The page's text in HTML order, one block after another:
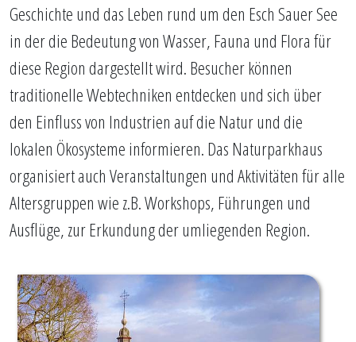
Geschichte und das Leben rund um den Esch Sauer See
in der die Bedeutung von Wasser, Fauna und Flora für
diese Region dargestellt wird. Besucher können
traditionelle Webtechniken entdecken und sich über
den Einfluss von Industrien auf die Natur und die
lokalen Ökosysteme informieren. Das Naturparkhaus
organisiert auch Veranstaltungen und Aktivitäten für alle
Altersgruppen wie z.B. Workshops, Führungen und
Ausflüge, zur Erkundung der umliegenden Region.